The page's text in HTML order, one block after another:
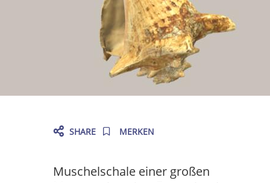
SHARE MERKEN
Muschelschale einer großen